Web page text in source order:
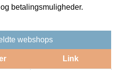
betalingsmuligheder.
webshops
Link